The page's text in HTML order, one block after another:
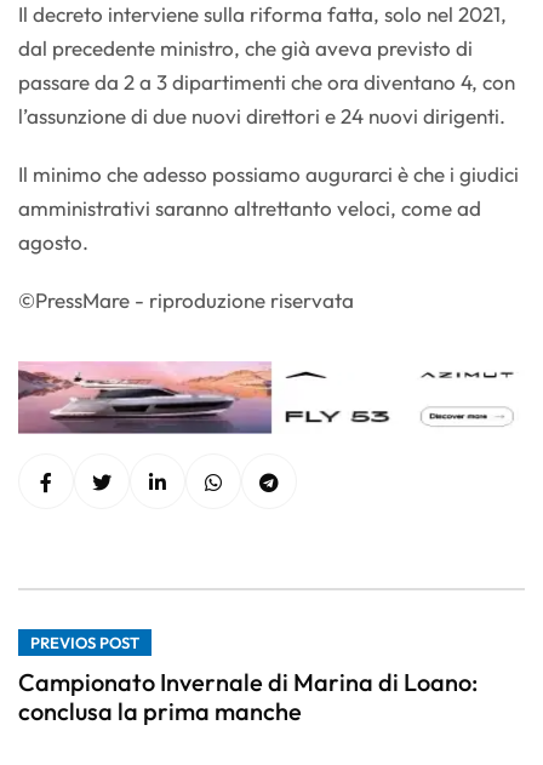
Il decreto interviene sulla riforma fatta, solo nel 2021,
dal precedente ministro, che già aveva previsto di
passare da 2 a 3 dipartimenti che ora diventano 4, con
l’assunzione di due nuovi direttori e 24 nuovi dirigenti.
Il minimo che adesso possiamo augurarci è che i giudici
amministrativi saranno altrettanto veloci, come ad
agosto.
©PressMare - riproduzione riservata
PREVIOS POST
Campionato Invernale di Marina di Loano:
conclusa la prima manche